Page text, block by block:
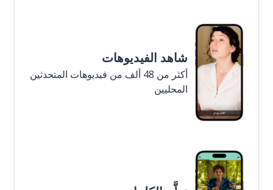
شاهد الفيديوهات
أكثر من 48 ألف من فيديوهات المتحدثين
المحليين